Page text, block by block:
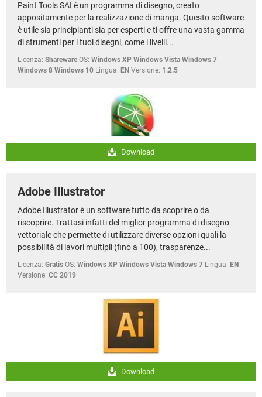
Paint Tools SAI è un programma di disegno, creato
appositamente per la realizzazione di manga. Questo software
è utile sia principianti sia per esperti e ti offre una vasta gamma
di strumenti per i tuoi disegni, come i livelli...
Licenza: Shareware OS: Windows XP Windows Vista Windows 7
Windows 8 Windows 10 Lingua: EN Versione: 1.2.5
Download
Adobe Illustrator
Adobe Illustrator è un software tutto da scoprire o da
riscoprire. Trattasi infatti del miglior programma di disegno
vettoriale che permette di utilizzare diverse opzioni quali la
possibilità di lavori multipli (fino a 100), trasparenze...
Licenza: Gratis OS: Windows XP Windows Vista Windows 7 Lingua: EN
Versione: CC 2019
Download